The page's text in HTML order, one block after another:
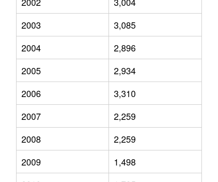
2003
3,085
2004
2,896
2005
2,934
2006
3,310
2007
2,259
2008
2,259
2009
1,498